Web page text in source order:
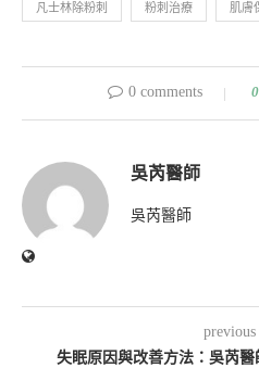
凡士林除粉刺 粉刺治療 肌膚
0 comments 0
吳芮醫師
吳芮醫師
previous
失眠原因與改善方法：吳芮